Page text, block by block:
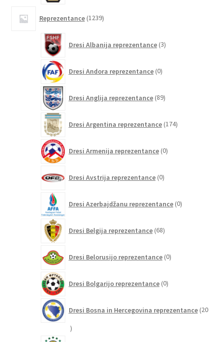
Reprezentance 1239izdelkov
Dresi Albanija reprezentance 3izdelki
Dresi Andora reprezentance 0izdelkov
Dresi Anglija reprezentance 89izdelkov
Dresi Argentina reprezentance 174izdelkov
Dresi Armenija reprezentance 0izdelkov
Dresi Avstrija reprezentance 0izdelkov
Dresi Azerbajdžanu reprezentance 0izdelkov
Dresi Belgija reprezentance 68izdelkov
Dresi Belorusijo reprezentance 0izdelkov
Dresi Bolgarijo reprezentance 0izdelkov
Dresi Bosna in Hercegovina reprezentance 20
20